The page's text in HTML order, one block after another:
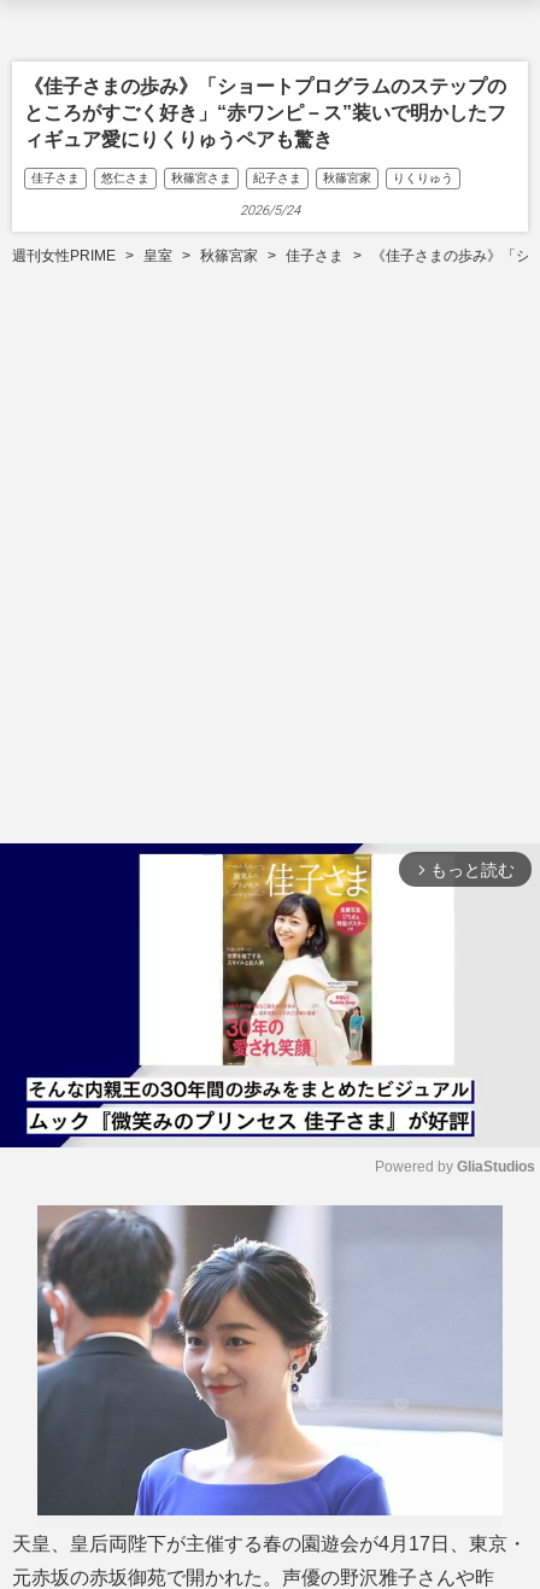
《佳子さまの歩み》「ショートプログラムのステップの
ところがすごく好き」“赤ワンピ－ス”装いで明かしたフ
ィギュア愛にりくりゅうペアも驚き
佳子さま 悠仁さま 秋篠宮さま 紀子さま 秋篠宮家 りくりゅう
2026/5/24
週刊女性PRIME 皇室 秋篠宮家 佳子さま 《佳子さまの歩み》「
arrow_forward_ios もっと読む
Powered by GliaStudios
天皇、皇后両陛下が主催する春の園遊会が4月17日、東京・
元赤坂の赤坂御苑で開かれた。声優の野沢雅子さんや昨